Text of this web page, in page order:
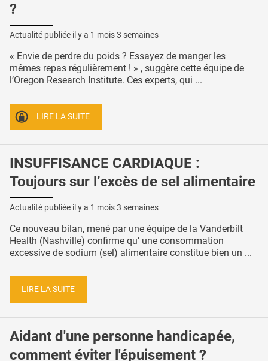
?
Actualité publiée il y a 1 mois 3 semaines
« Envie de perdre du poids ? Essayez de manger les
mêmes repas régulièrement ! » , suggère cette équipe de
l’Oregon Research Institute. Ces experts, qui ...
LIRE LA SUITE
INSUFFISANCE CARDIAQUE :
Toujours sur l’excès de sel alimentaire
Actualité publiée il y a 1 mois 3 semaines
Ce nouveau bilan, mené par une équipe de la Vanderbilt
Health (Nashville) confirme qu’ une consommation
excessive de sodium (sel) alimentaire constitue bien un ...
LIRE LA SUITE
Aidant d'une personne handicapée,
comment éviter l'épuisement ?